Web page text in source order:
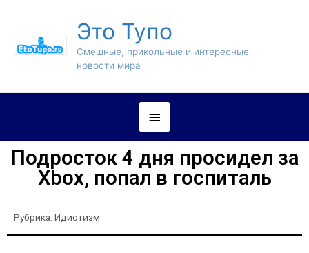
Это Тупо
Смешные, прикольные и интересные
новости мира
Подросток 4 дня просидел за
Xbox, попал в госпиталь
Рубрика: Идиотизм